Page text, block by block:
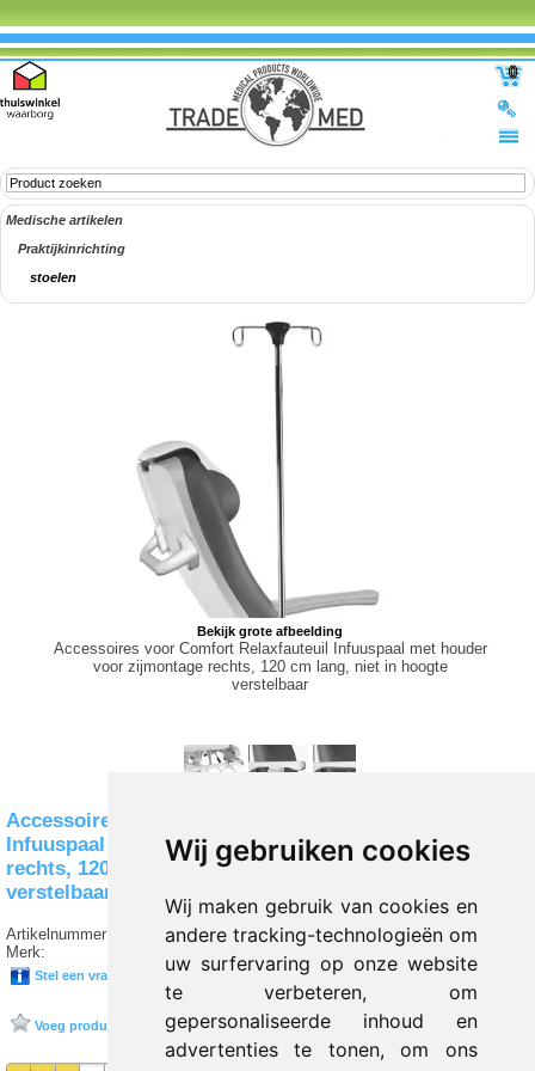
Wij gebruiken cookies
Wij maken gebruik van cookies en
andere tracking-technologieën om
uw surfervaring op onze website
te verbeteren, om
gepersonaliseerde inhoud en
advertenties te tonen, om ons
0
Medische artikelen
Praktijkinrichting
stoelen
Bekijk grote afbeelding
Accessoires voor Comfort Relaxfauteuil Infuuspaal met houder
voor zijmontage rechts, 120 cm lang, niet in hoogte
verstelbaar
Accessoires voor Comfort Relaxfauteuil
Infuuspaal met houder voor zijmontage
rechts, 120 cm lang, niet in hoogte
verstelbaar
Artikelnummer:
Merk:
R8 514963
Stel een vraag over dit product
Voeg product toe aan favorieten